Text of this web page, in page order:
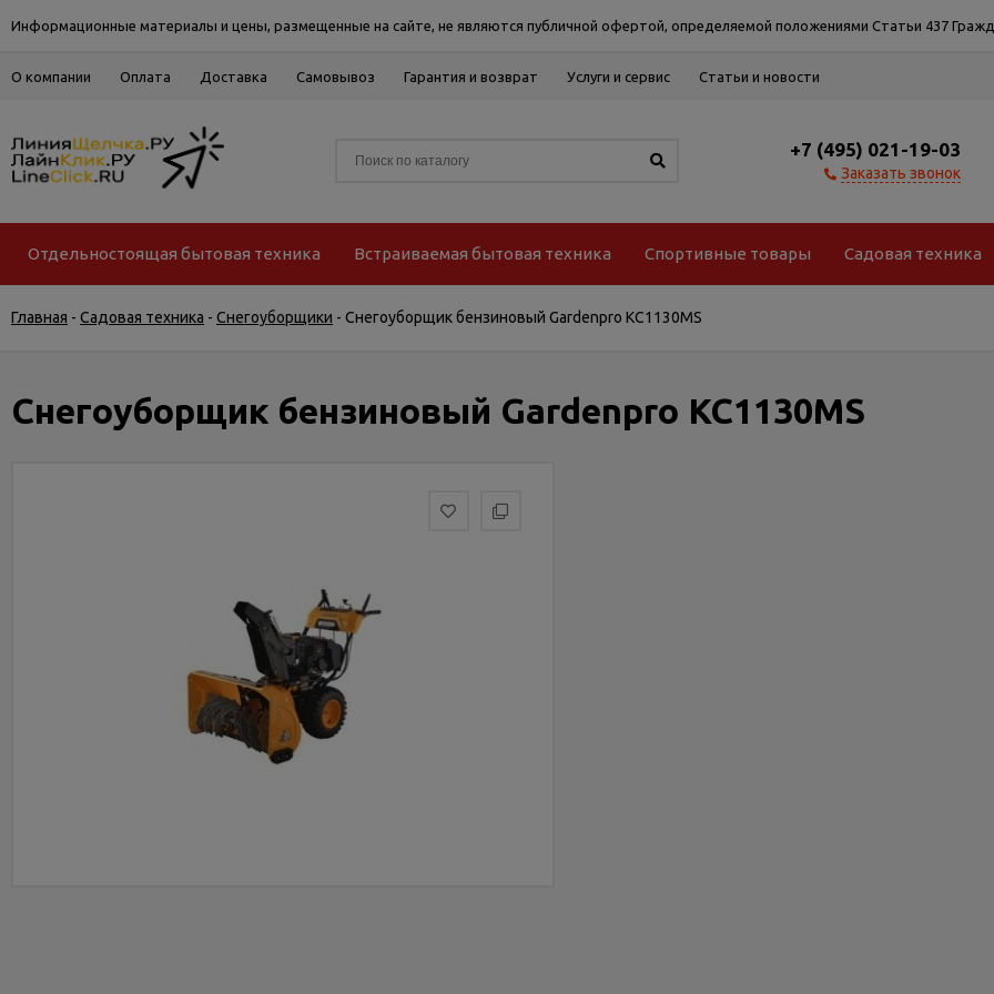
Информационные материалы и цены, размещенные на сайте, не являются публичной офертой, определяемой положениями Статьи 437
О компании Оплата Доставка Самовывоз Гарантия и возврат Услуги и сервис Статьи и новости
+7 (495) 021-19-03
Заказать звонок
Отдельностоящая бытовая техника Встраиваемая бытовая техника Спортивные товары Садовая техника
Главная - Садовая техника - Снегоуборщики - Снегоуборщик бензиновый Gardenpro KC1130MS
Снегоуборщик бензиновый Gardenpro KC1130MS